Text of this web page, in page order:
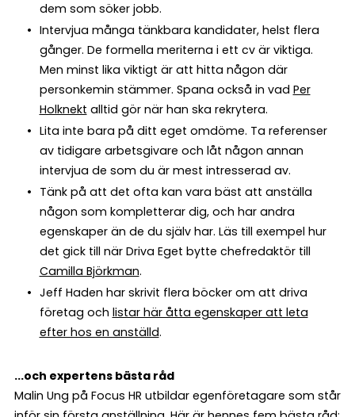
dem som söker jobb.
Intervjua många tänkbara kandidater, helst flera
gånger. De formella meriterna i ett cv är viktiga.
Men minst lika viktigt är att hitta någon där
personkemin stämmer. Spana också in vad Per
Holknekt alltid gör när han ska rekrytera.
Lita inte bara på ditt eget omdöme. Ta referenser
av tidigare arbetsgivare och låt någon annan
intervjua de som du är mest intresserad av.
Tänk på att det ofta kan vara bäst att anställa
någon som kompletterar dig, och har andra
egenskaper än de du själv har. Läs till exempel hur
det gick till när Driva Eget bytte chefredaktör till
Camilla Björkman.
Jeff Haden har skrivit flera böcker om att driva
företag och listar här åtta egenskaper att leta
efter hos en anställd.
...och expertens bästa råd
Malin Ung på Focus HR utbildar egenföretagare som står